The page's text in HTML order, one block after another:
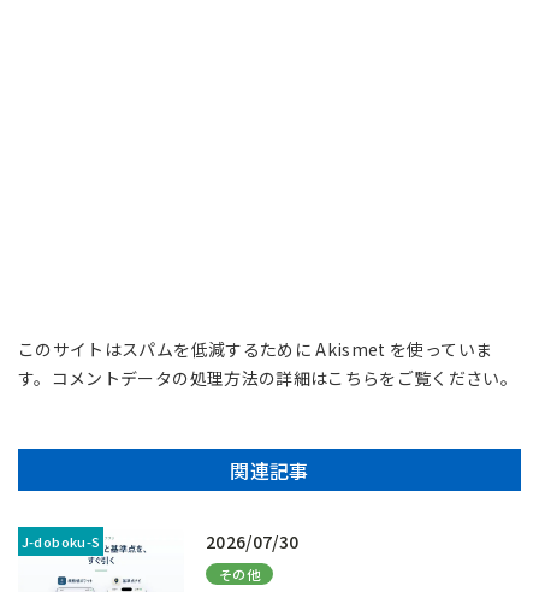
このサイトはスパムを低減するために Akismet を使っていま
す。 コメントデータの処理方法の詳細はこちらをご覧ください。
関連記事
2026/07/30
その他